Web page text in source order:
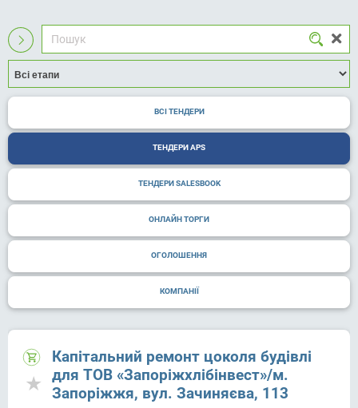
ВСІ ТЕНДЕРИ
ТЕНДЕРИ APS
ТЕНДЕРИ SALESBOOK
ОНЛАЙН ТОРГИ
ОГОЛОШЕННЯ
КОМПАНІЇ
Капітальний ремонт цоколя будівлі
для ТОВ «Запоріжхлібінвест»/м.
Запоріжжя, вул. Зачиняєва, 113